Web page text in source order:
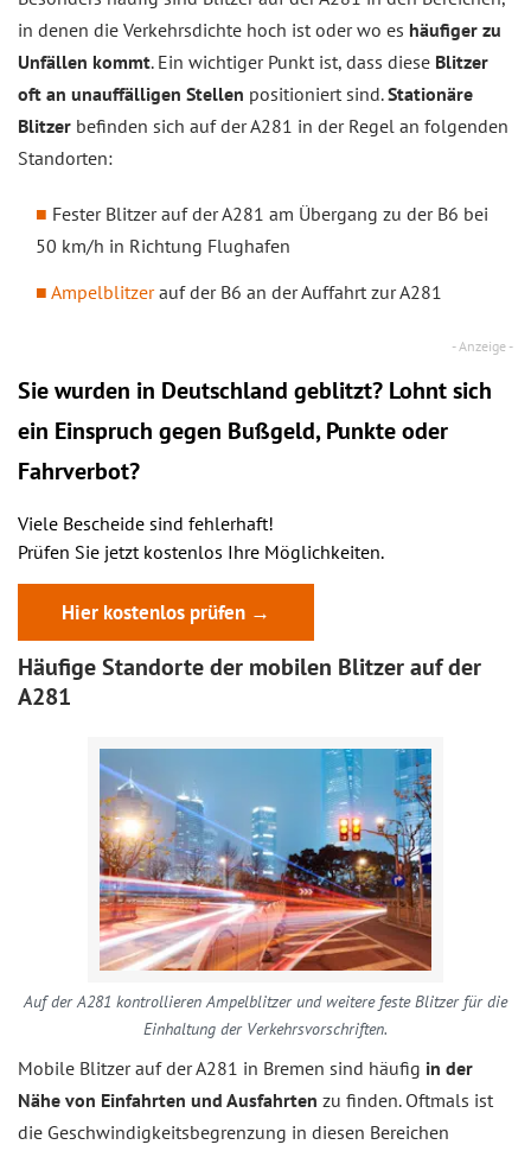
in denen die Verkehrsdichte hoch ist oder wo es häufiger zu
Unfällen kommt. Ein wichtiger Punkt ist, dass diese Blitzer
oft an unauffälligen Stellen positioniert sind.Stationäre
Blitzer befinden sich auf der A281 in der Regel an folgenden
Standorten:
Fester Blitzer auf der A281 am Übergang zu der B6 bei
50 km/h in Richtung Flughafen
Ampelblitzerauf der B6 an der Auffahrt zur A281
Sie wurden in Deutschland geblitzt? Lohnt sich
ein Einspruch gegen Bußgeld, Punkte oder
Fahrverbot?
Viele Bescheide sind fehlerhaft!
Prüfen Sie jetzt kostenlos Ihre Möglichkeiten.
Hier kostenlos prüfen →
Häufige Standorte der mobilen Blitzer auf der
A281
Auf der A281 kontrollieren Ampelblitzer und weitere feste Blitzer für die
Einhaltung der Verkehrsvorschriften.
Mobile Blitzer auf der A281 in Bremen sind häufig in der
Nähe von Einfahrten und Ausfahrten zu finden. Oftmals ist
die Geschwindigkeitsbegrenzung in diesen Bereichen